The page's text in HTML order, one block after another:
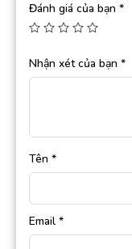
Đánh giá của bạn *
Nhận xét của bạn *
Tên *
Email *